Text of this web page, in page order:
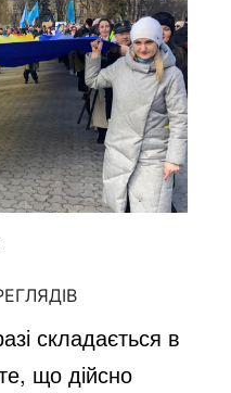
складається в
що дійсно